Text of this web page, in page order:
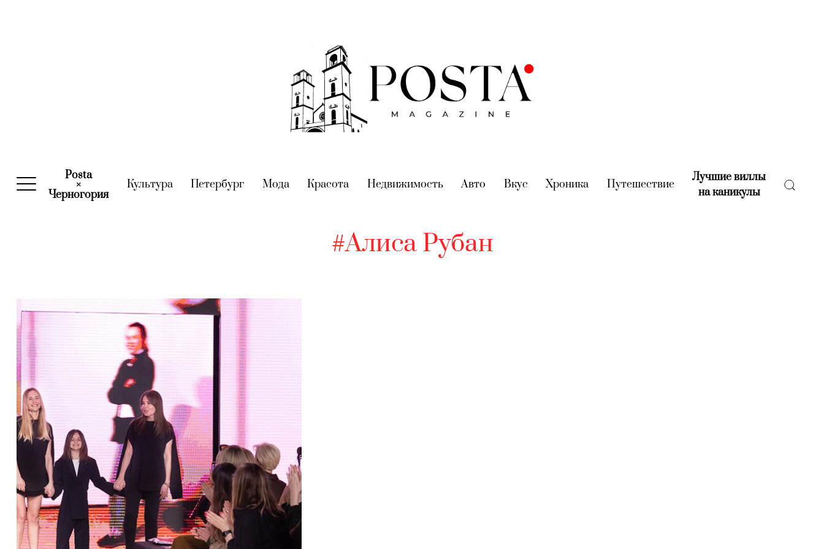
Posta
×
Черногория(current)
Культура(current)
Петербург (current)
Мода(current)
Красота (current)
Недвижимость(current)
Авто (current)
Вкус (current)
Хроника (current)
Путешествие(current)
Лучшие виллы
на каникулы(current)
#Алиса Рубан